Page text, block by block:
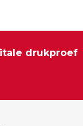
drukproef